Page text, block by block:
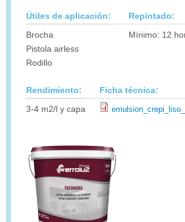
Útiles de aplicación:
Brocha
Pistola airless
Rodillo
Repintado:
Mínimo: 12
Rendimiento:
3-4 m2/l y capa
Ficha técnica: